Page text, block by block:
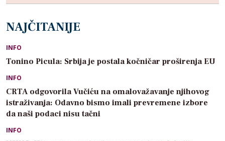
NAJČITANIJE
INFO
Tonino Picula: Srbija je postala kočničar proširenja EU
INFO
CRTA odgovorila Vučiću na omalovažavanje njihovog
istraživanja: Odavno bismo imali prevremene izbore
da naši podaci nisu tačni
INFO